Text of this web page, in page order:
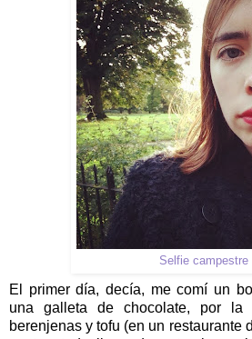
Selfie campestre
El primer día, decía, me comí un
una galleta de chocolate, por la
berenjenas y tofu (en un restaurante